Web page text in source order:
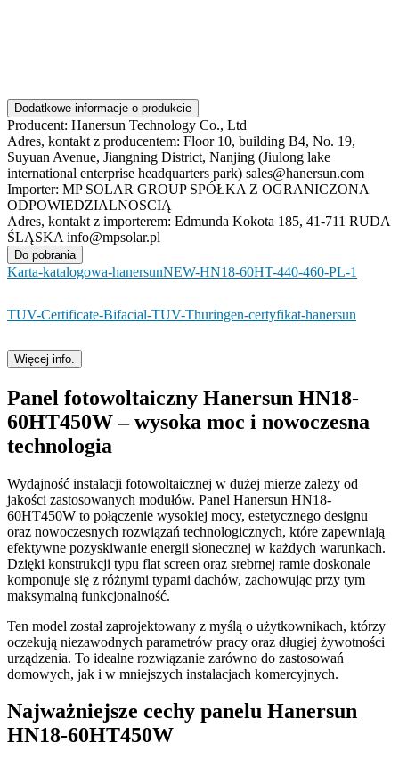
Dodatkowe informacje o produkcie
Producent: Hanersun Technology Co., Ltd
Adres, kontakt z producentem: Floor 10, building B4, No. 19,
Suyuan Avenue, Jiangning District, Nanjing (Jiulong lake
international enterprise headquarters park) sales@hanersun.com
Importer: MP SOLAR GROUP SPÓŁKA Z OGRANICZONA
ODPOWIEDZIALNOSCIĄ
Adres, kontakt z importerem: Edmunda Kokota 185, 41-711 RUDA
ŚLĄSKA info@mpsolar.pl
Do pobrania
Karta-katalogowa-hanersunNEW-HN18-60HT-440-460-PL-1
TUV-Certificate-Bifacial-TUV-Thuringen-certyfikat-hanersun
Więcej info.
Panel fotowoltaiczny Hanersun HN18-
60HT450W – wysoka moc i nowoczesna
technologia
Wydajność instalacji fotowoltaicznej w dużej mierze zależy od
jakości zastosowanych modułów. Panel Hanersun HN18-
60HT450W to połączenie wysokiej mocy, estetycznego designu
oraz nowoczesnych rozwiązań technologicznych, które zapewniają
efektywne pozyskiwanie energii słonecznej w każdych warunkach.
Dzięki konstrukcji typu flat screen oraz srebrnej ramie doskonale
komponuje się z różnymi typami dachów, zachowując przy tym
maksymalną funkcjonalność.
Ten model został zaprojektowany z myślą o użytkownikach, którzy
oczekują niezawodnych parametrów pracy oraz długiej żywotności
urządzenia. To idealne rozwiązanie zarówno do zastosowań
domowych, jak i w mniejszych instalacjach komercyjnych.
Najważniejsze cechy panelu Hanersun
HN18-60HT450W